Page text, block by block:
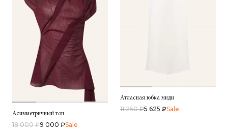
Асимметричный топ
18 000 ₽9 000 ₽Sale
Атласная юбка миди
11 250 ₽5 625 ₽Sale